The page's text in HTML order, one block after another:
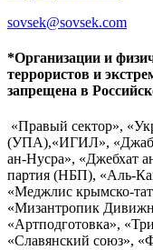
sovsek@sovsek.com
*Организации и
террористов и
запрещена в
«Правый сектор»,
(УПА),«ИГИЛ»,
ан-Нусра», «Джебхат
партия (НБП), «Аль-
«Меджлис крымско-
«Мизантропик
«Артподготовка»,
«Славянский союз»,